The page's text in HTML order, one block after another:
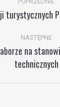
turystycznych
NASTĘPNE
wpis:
na
technicznych